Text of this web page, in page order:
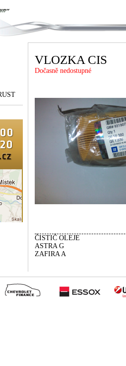
VLOZKA CIS
Dočasně nedostupné
ČISTIČ OLEJE
ASTRA G
ZAFIRA A